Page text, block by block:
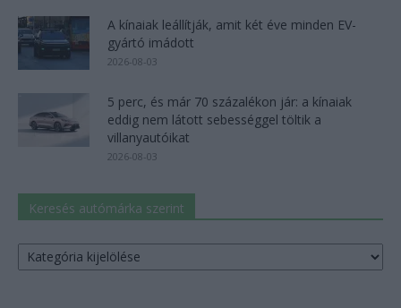
A kínaiak leállítják, amit két éve minden EV-
gyártó imádott
2026-08-03
5 perc, és már 70 százalékon jár: a kínaiak
eddig nem látott sebességgel töltik a
villanyautóikat
2026-08-03
Keresés autómárka szerint
Keresés
autómárka